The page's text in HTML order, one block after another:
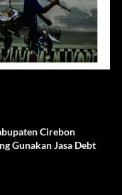
Cirebon
Gunakan Jasa Debt